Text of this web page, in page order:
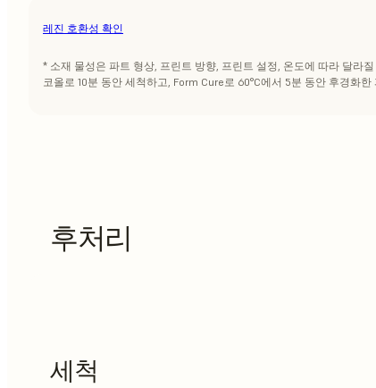
레진 호환성 확인
* 소재 물성은 파트 형상, 프린트 방향, 프린트 설정, 온도에 따라 달라
코올로 10분 동안 세척하고, Form Cure로 60°C에서 5분 동안 후경화
후처리
세척